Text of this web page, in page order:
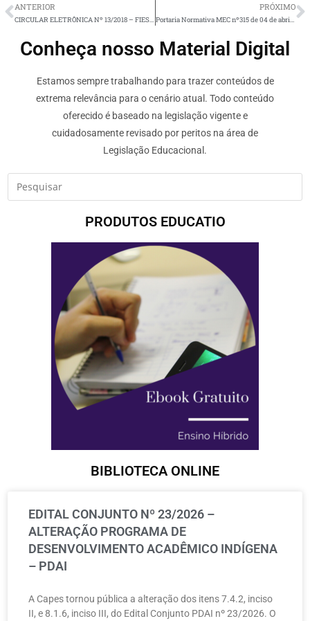
ANTERIOR
CIRCULAR ELETRÔNICA Nº 13/2018 – FIES/FNDE/MEC
PRÓXIMO
Portaria Normativa MEC nº315 de 04 de abril 2018
Conheça nosso Material Digital
Estamos sempre trabalhando para trazer conteúdos de
extrema relevância para o cenário atual. Todo conteúdo
oferecido é baseado na legislação vigente e
cuidadosamente revisado por peritos na área de
Legislação Educacional.
PRODUTOS EDUCATIO
BIBLIOTECA ONLINE
EDITAL CONJUNTO Nº 23/2026 –
ALTERAÇÃO PROGRAMA DE
DESENVOLVIMENTO ACADÊMICO INDÍGENA
– PDAI
A Capes tornou pública a alteração dos itens 7.4.2, inciso
II, e 8.1.6, inciso III, do Edital Conjunto PDAI nº 23/2026. O